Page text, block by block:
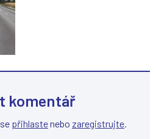
komentář
přihlastenebo zaregistrujte.